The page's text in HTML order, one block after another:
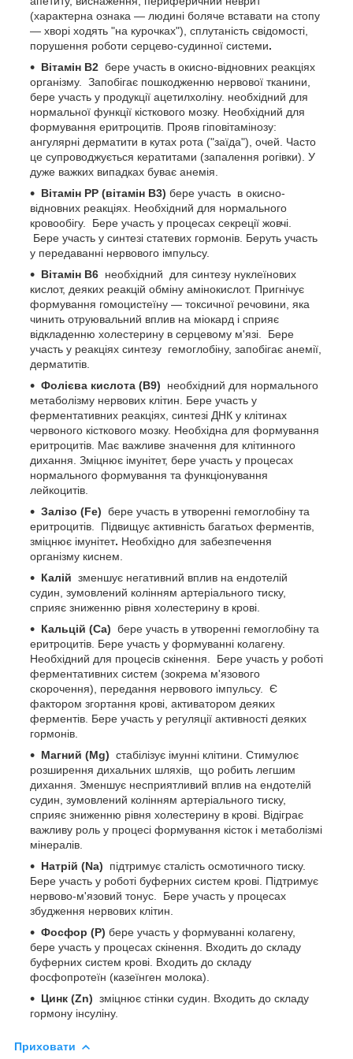
(характерна ознака — людині боляче вставати на стопу
— хворі ходять "на курочках"), сплутаність свідомості,
порушення роботи серцево-судинної системи.
Вітамін В2 бере участь в окисно-відновних реакціях
організму. Запобігає пошкодженню нервової тканини,
бере участь у продукції ацетилхоліну. необхідний для
нормальної функції кісткового мозку. Необхідний для
формування еритроцитів. Прояв гіповітамінозу:
ангулярні дерматити в кутах рота ("заїда"), очей. Часто
це супроводжується кератитами (запалення рогівки). У
дуже важких випадках буває анемія.
Вітамін PP (вітамін В3) бере участь в окисно-
відновних реакціях. Необхідний для нормального
кровообігу. Бере участь у процесах секреції жовчі.
Бере участь у синтезі статевих гормонів. Беруть участь
у передаванні нервового імпульсу.
Вітамін В6 необхідний для синтезу нуклеїнових
кислот, деяких реакцій обміну амінокислот. Пригнічує
формування гомоцистеїну — токсичної речовини, яка
чинить отруювальний вплив на міокард і сприяє
відкладенню холестерину в серцевому м'язі.
Бере
участь у реакціях синтезу гемоглобіну, запобігає анемії,
дерматитів.
Фолієва кислота (В9) необхідний для нормального
метаболізму нервових клітин. Бере участь у
ферментативних реакціях, синтезі ДНК у клітинах
червоного кісткового мозку. Необхідна для формування
еритроцитів. Має важливе значення для клітинного
дихання. Зміцнює імунітет, бере участь у процесах
нормального формування та функціонування
лейкоцитів.
Залізо (Fe) бере участь в утворенні гемоглобіну та
еритроцитів. Підвищує активність багатьох ферментів,
зміцнює імунітет. Необхідно для забезпечення
організму киснем.
Калій зменшує негативний вплив на ендотелій
судин, зумовлений колінням артеріального тиску,
сприяє зниженню рівня холестерину в крові.
Кальцій (Са) бере участь в утворенні гемоглобіну та
еритроцитів. Бере участь у формуванні колагену.
Необхідний для процесів скінення. Бере участь у роботі
ферментативних систем (зокрема м'язового
скорочення), передання нервового імпульсу. Є
фактором згортання крові, активатором деяких
ферментів. Бере участь у регуляції активності деяких
гормонів.
Магний (Mg) стабілізує імунні клітини. Стимулює
розширення дихальних шляхів, що робить легшим
дихання. Зменшує несприятливий вплив на ендотелій
судин, зумовлений колінням артеріального тиску,
сприяє зниженню рівня холестерину в крові. Відіграє
важливу роль у процесі формування кісток і метаболізмі
мінералів.
Натрій (Na) підтримує сталість осмотичного тиску.
Бере участь у роботі буферних систем крові. Підтримує
нервово-м'язовий тонус. Бере участь у процесах
збудження нервових клітин.
Фосфор (Р) бере участь у формуванні колагену,
бере участь у процесах скінення. Входить до складу
буферних систем крові. Входить до складу
фосфопротеїн (казеїнген молока).
Цинк (Zn) зміцнює стінки судин. Входить до складу
гормону інсуліну.
Приховати